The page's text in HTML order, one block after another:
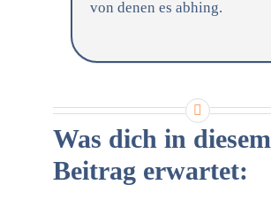
von denen es abhing.
Was dich in diesem
Beitrag erwartet: